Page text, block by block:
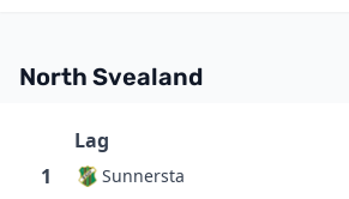
North Svealand
Lag
1
Sunnersta